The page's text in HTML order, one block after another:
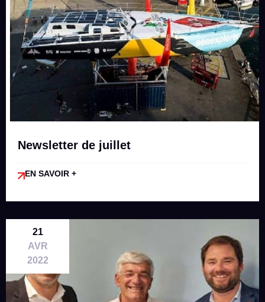
Newsletter de juillet
EN SAVOIR +
21
AVR
2022